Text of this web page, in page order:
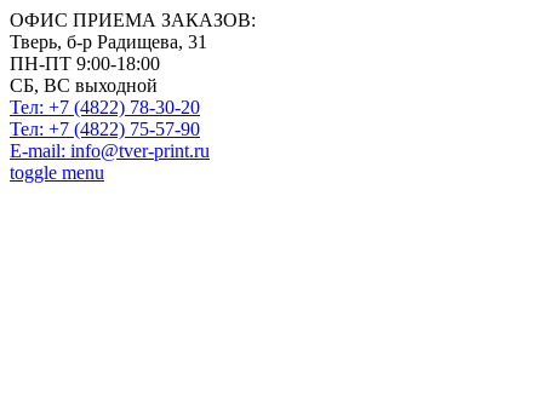
ОФИС ПРИЕМА ЗАКАЗОВ:
Тверь, б-р Радищева, 31
ПН-ПТ 9:00-18:00
СБ, ВС выходной
Тел: +7 (4822) 78-30-20
Тел: +7 (4822) 75-57-90
E-mail: info@tver-print.ru
toggle menu